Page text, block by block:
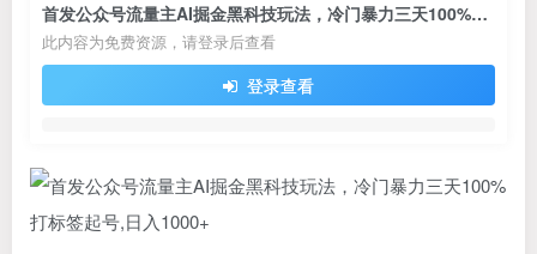
首发公众号流量主AI掘金黑科技玩法，冷门暴力三天100%打标签起号,日入1000+
此内容为免费资源，请登录后查看
登录查看